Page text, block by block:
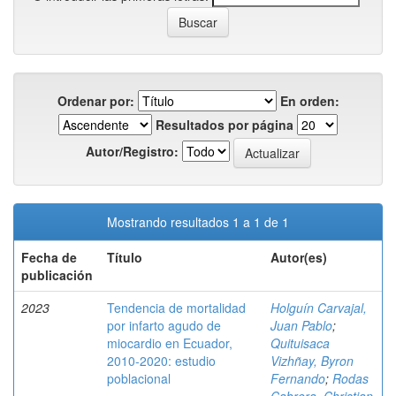
Ordenar por:
En orden:
Resultados por página
Autor/Registro:
Mostrando resultados 1 a 1 de 1
Fecha de
publicación
Título Autor(es)
2023
Tendencia de mortalidad
por infarto agudo de
miocardio en Ecuador,
2010-2020: estudio
poblacional
Holguín Carvajal,
Juan Pablo;
Quituisaca
Vizhñay, Byron
Fernando; Rodas